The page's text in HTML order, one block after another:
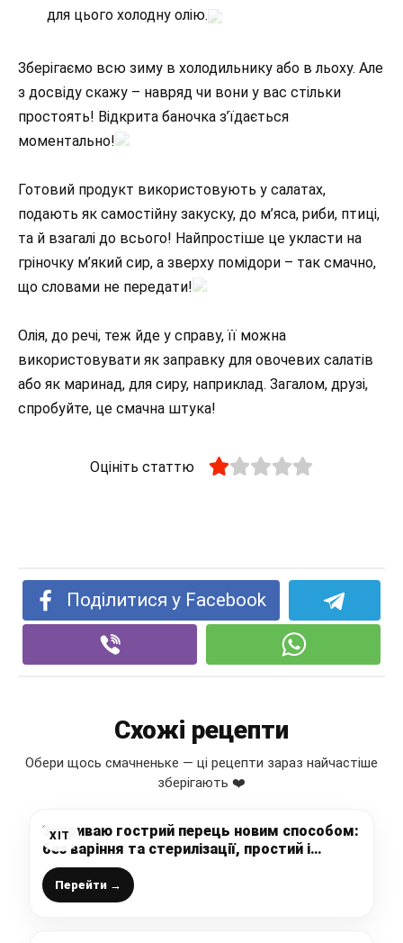
для цього холодну олію.
Зберігаємо всю зиму в холодильнику або в льоху. Але
з досвіду скажу – навряд чи вони у вас стільки
простоять! Відкрита баночка з’їдається
моментально!
Готовий продукт використовують у салатах,
подають як самостійну закуску, до м’яса, риби, птиці,
та й взагалі до всього! Найпростіше це укласти на
гріночку м’який сир, а зверху помідори – так смачно,
що словами не передати!
Олія, до речі, теж йде у справу, її можна
використовувати як заправку для овочевих салатів
або як маринад, для сиру, наприклад. Загалом, друзі,
спробуйте, це смачна штука!
Оцініть статтю
Поділитися у Facebook
Схожі рецепти
Обери щось смачненьке — ці рецепти зараз найчастіше
зберігають ❤️
ХІТ
Закриваю гострий перець новим способом:
без варіння та стерилізації, простий і
смачний рецепт на зиму
Перейти →